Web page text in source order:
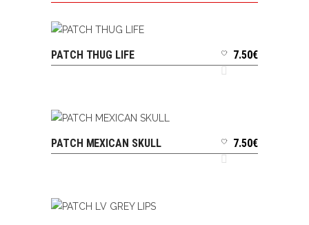
AJOUTER AU PANIER
PATCH THUG LIFE 7.50€
AJOUTER AU PANIER
PATCH MEXICAN SKULL 7.50€